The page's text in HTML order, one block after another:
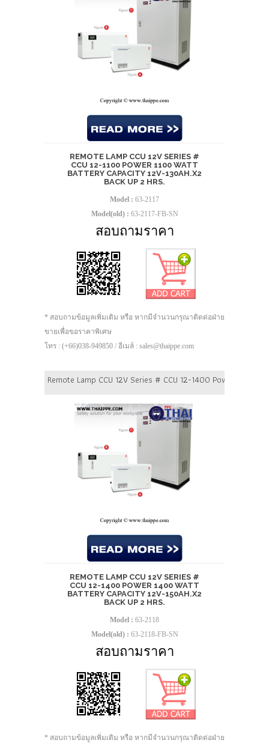
REMOTE LAMP CCU 12V SERIES #
CCU 12-1100 POWER 1100 WATT
BATTERY CAPACITY 12V-130AH.X2
BACK UP 2 HRS.
Model : 63-2117
Model(old) : 63-2117-FB-SN
สอบถามราคา
* สอบถามข้อมูลเพิ่มเติม หรือ หากมีจำนวนกรุณาติดต่อฝ่าย
ขายเพื่อขอราคาพิเศษ
โทร : (+66)038-949850 / อีเมล์ : sales@thaippe.com
Remote Lamp CCU 12V Series # CCU 12-1400 Power 1400
REMOTE LAMP CCU 12V SERIES #
CCU 12-1400 POWER 1400 WATT
BATTERY CAPACITY 12V-150AH.X2
BACK UP 2 HRS.
Model : 63-2118
Model(old) : 63-2118-FB-SN
สอบถามราคา
* สอบถามข้อมูลเพิ่มเติม หรือ หากมีจำนวนกรุณาติดต่อฝ่าย